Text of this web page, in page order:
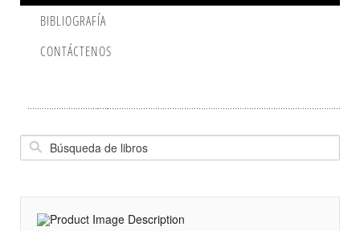
BIBLIOGRAFÍA
CONTÁCTENOS